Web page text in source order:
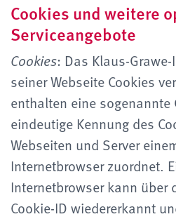
Cookies und weitere
Serviceangebote
Cookies: Das Klaus-
seiner Webseite Cookies
enthalten eine sogenannte
eindeutige Kennung des
Webseiten und Server
Internetbrowser zuordnet.
Internetbrowser kann über
Cookie-ID wiedererkannt